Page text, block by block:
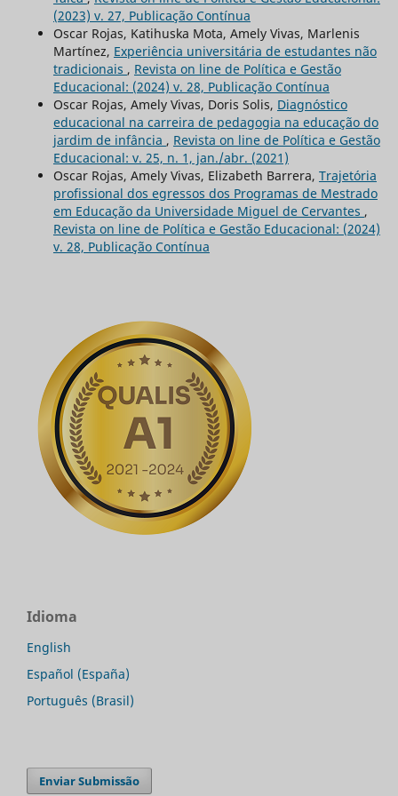
(2023) v. 27, Publicação Contínua
Oscar Rojas, Katihuska Mota, Amely Vivas, Marlenis
Martínez, Experiência universitária de estudantes não
tradicionais , Revista on line de Política e Gestão
Educacional: (2024) v. 28, Publicação Contínua
Oscar Rojas, Amely Vivas, Doris Solis, Diagnóstico
educacional na carreira de pedagogia na educação do
jardim de infância , Revista on line de Política e Gestão
Educacional: v. 25, n. 1, jan./abr. (2021)
Oscar Rojas, Amely Vivas, Elizabeth Barrera, Trajetória
profissional dos egressos dos Programas de Mestrado
em Educação da Universidade Miguel de Cervantes ,
Revista on line de Política e Gestão Educacional: (2024)
v. 28, Publicação Contínua
Idioma
English
Español (España)
Português (Brasil)
Enviar Submissão